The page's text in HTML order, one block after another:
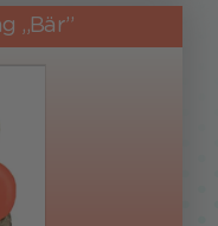
„Bär”